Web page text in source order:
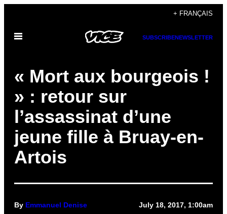
content
+ FRANÇAIS
Open
SUBSCRIBENEWSLETTER
« Mort aux bourgeois !
» : retour sur
l’assassinat d’une
jeune fille à Bruay-en-
Artois
By Emmanuel Denise July 18, 2017, 1:00am